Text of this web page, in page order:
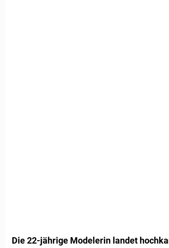
Die 22-jährige Modelerin landet